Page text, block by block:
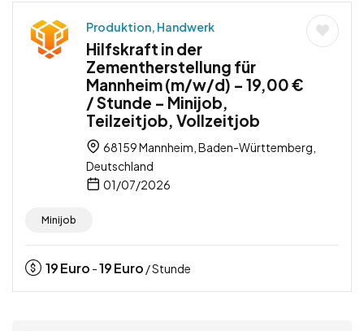
Produktion, Handwerk
Hilfskraft in der
Zementherstellung für
Mannheim (m/w/d) – 19,00 €
/ Stunde – Minijob,
Teilzeitjob, Vollzeitjob
68159 Mannheim, Baden-Württemberg,
Deutschland
01/07/2026
Minijob
19Euro -19Euro / Stunde